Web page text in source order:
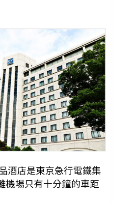
酒店是東京急行電鐵集
機場只有十分鐘的車距